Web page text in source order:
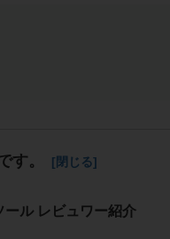
す。
ール レビュワー紹介